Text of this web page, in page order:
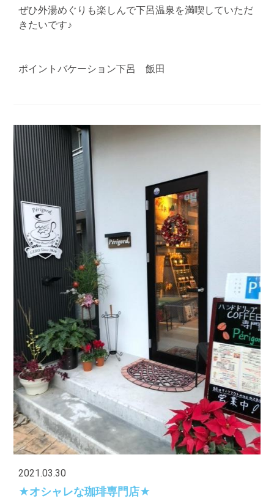
ぜひ外湯めぐりも楽しんで下呂温泉を満喫していただ
きたいです♪
ポイントバケーション下呂 飯田
2021.03.30
★オシャレな珈琲専門店★